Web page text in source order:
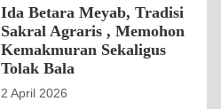
Ida Betara Meyab, Tradisi
Sakral Agraris , Memohon
Kemakmuran Sekaligus
Tolak Bala
2 April 2026